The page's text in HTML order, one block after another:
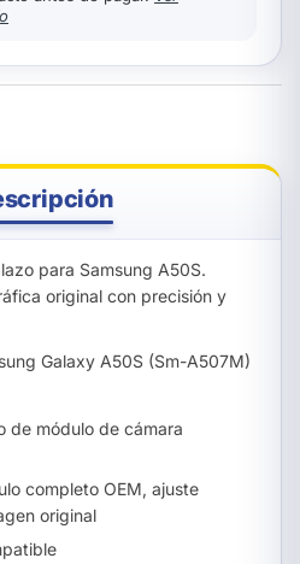
para Samsung A50S.
original con precisión y
Galaxy A50S (Sm-A507M)
de módulo de cámara
completo OEM, ajuste
original